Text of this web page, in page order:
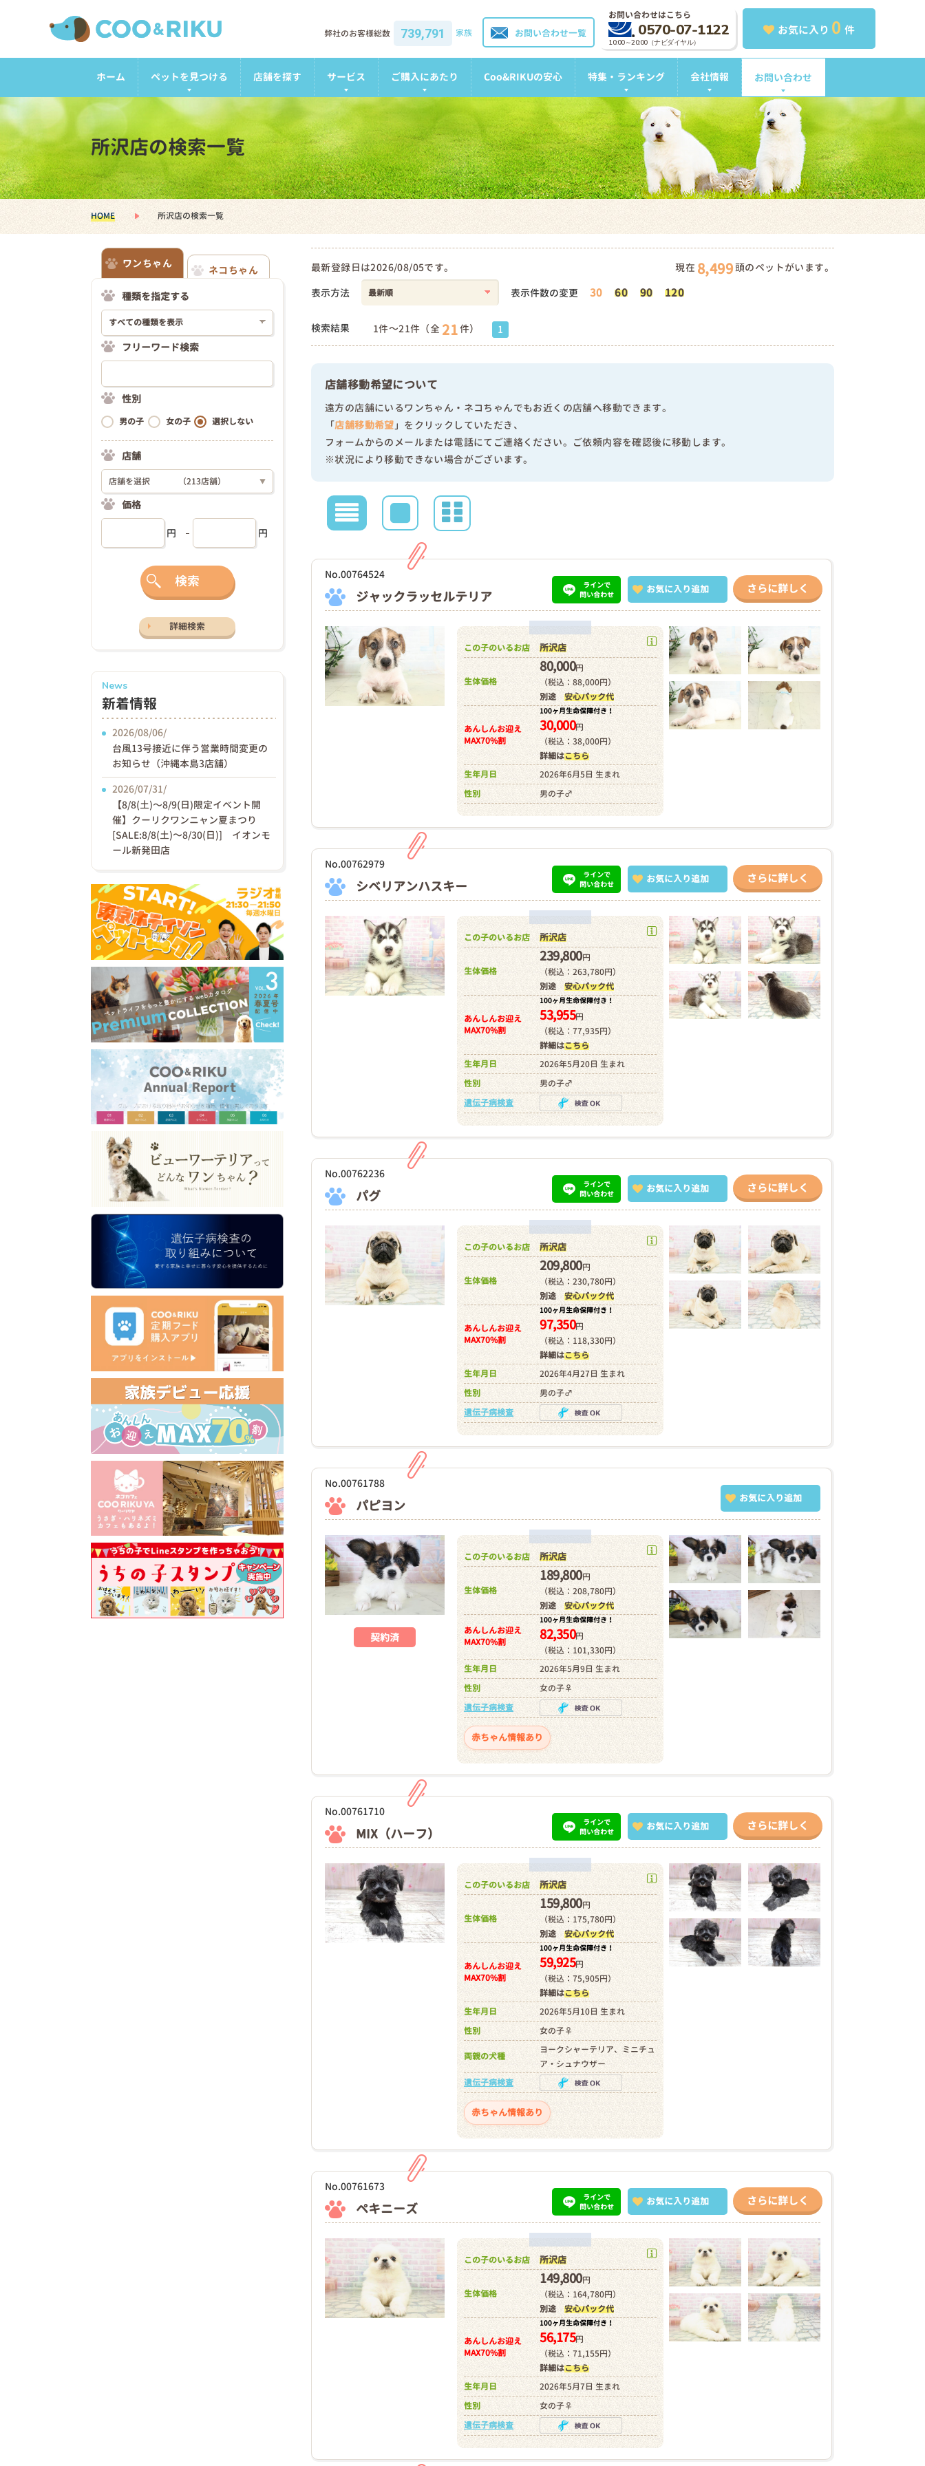
お気に入り 0 件
お問い合わせはこちら
0570-07-1122
10:00～20:00（ナビダイヤル）
お問い合わせ一覧
弊社のお客様総数 739,791 家族
ホーム ペットを見つける 店舗を探す サービス ご購入にあたり Coo&RIKUの安心 特集・ランキング 会社情報 お問い合わせ
所沢店の検索一覧
HOME 所沢店の検索一覧
現在 8,499頭のペットがいます。
最新登録日は2026/08/05です。
表示方法
表示件数の変更 30 60 90 120
検索結果 1件～21件（全 21件） 1
店舗移動希望について
遠方の店舗にいるワンちゃん・ネコちゃんでもお近くの店舗へ移動できます。
「店舗移動希望 」をクリックしていただき、
フォームからのメールまたは電話にてご連絡ください。ご依頼内容を確認後に移動します。
※状況により移動できない場合がございます。
No.00764524
ジャックラッセルテリア
ラインで
問い合わせ
お気に入り追加
この子のいるお店 所沢店
生体価格
80,000円
（税込：88,000円）
別途 安心パック代
あんしんお迎え
MAX70%割
100ヶ月生命保障付き！
30,000円
（税込：38,000円）
詳細はこちら
生年月日
2026年6月5日 生まれ
性別
男の子♂
さらに詳しく
No.00762979
シベリアンハスキー
ラインで
問い合わせ
お気に入り追加
この子のいるお店 所沢店
生体価格
239,800円
（税込：263,780円）
別途 安心パック代
あんしんお迎え
MAX70%割
100ヶ月生命保障付き！
53,955円
（税込：77,935円）
詳細はこちら
生年月日
2026年5月20日 生まれ
性別
男の子♂
遺伝子病検査
さらに詳しく
No.00762236
パグ
ラインで
問い合わせ
お気に入り追加
この子のいるお店 所沢店
生体価格
209,800円
（税込：230,780円）
別途 安心パック代
あんしんお迎え
MAX70%割
100ヶ月生命保障付き！
97,350円
（税込：118,330円）
詳細はこちら
生年月日
2026年4月27日 生まれ
性別
男の子♂
遺伝子病検査
さらに詳しく
No.00761788
パピヨン お気に入り追加
契約済
この子のいるお店 所沢店
生体価格
189,800円
（税込：208,780円）
別途 安心パック代
あんしんお迎え
MAX70%割
100ヶ月生命保障付き！
82,350円
（税込：101,330円）
生年月日
2026年5月9日 生まれ
性別
女の子♀
遺伝子病検査
赤ちゃん情報あり
No.00761710
MIX（ハーフ）
ラインで
問い合わせ
お気に入り追加
この子のいるお店 所沢店
生体価格
159,800円
（税込：175,780円）
別途 安心パック代
あんしんお迎え
MAX70%割
100ヶ月生命保障付き！
59,925円
（税込：75,905円）
詳細はこちら
生年月日
2026年5月10日 生まれ
性別
女の子♀
両親の犬種
ヨークシャーテリア、ミニチュ
ア・シュナウザー
遺伝子病検査
赤ちゃん情報あり
さらに詳しく
No.00761673
ペキニーズ
ラインで
問い合わせ
お気に入り追加
この子のいるお店 所沢店
生体価格
149,800円
（税込：164,780円）
別途 安心パック代
あんしんお迎え
MAX70%割
100ヶ月生命保障付き！
56,175円
（税込：71,155円）
詳細はこちら
生年月日
2026年5月7日 生まれ
性別
女の子♀
遺伝子病検査
さらに詳しく
ワンちゃん
ネコちゃん
種類を指定する
フリーワード検索
性別
男の子 女の子 選択しない
店舗
店舗を選択 （213店舗） ▼
価格
円 円
検索
詳細検索
News
新着情報
2026/08/06/
台風13号接近に伴う営業時間変更の
お知らせ（沖縄本島3店舗）
2026/07/31/
【8/8(土)〜8/9(日)限定イベント開
催】クーリクワンニャン夏まつり
[SALE:8/8(土)～8/30(日)] イオンモ
ール新発田店